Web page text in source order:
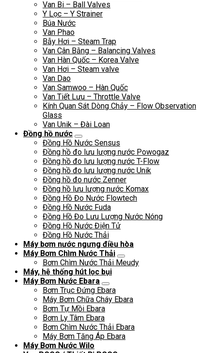
Van Bi – Ball Valves
Y Lọc – Y Strainer
Búa Nước
Van Phao
Bẫy Hơi – Steam Trap
Van Cân Bằng – Balancing Valves
Van Hàn Quốc – Korea Valve
Van Hơi – Steam valve
Van Dao
Van Samwoo – Hàn Quốc
Van Tiết Lưu – Throttle Valve
Kính Quan Sát Dòng Chảy – Flow Observation
Glass
Van Unik – Đài Loan
Đồng hồ nước
Đồng Hồ Nước Sensus
Đồng hồ đo lưu lượng nước Powogaz
Đồng hồ đo lưu lượng nước T-Flow
Đồng hồ đo lưu lượng nước Unik
Đồng hồ đo nước Zenner
Đồng hồ lưu lượng nước Komax
Đồng Hồ Đo Nước Flowtech
Đồng Hồ Nước Fuda
Đồng Hồ Đo Lưu Lượng Nước Nóng
Đồng Hồ Nước Điện Tử
Đồng Hồ Nước Thải
Máy bơm nước ngưng điều hòa
Máy Bơm Chìm Nước Thải
Bơm Chìm Nước Thải Meudy
Máy, hệ thống hút lọc bụi
Máy Bơm Nước Ebara
Bơm Trục Đứng Ebara
Máy Bơm Chữa Cháy Ebara
Bơm Tự Mồi Ebara
Bơm Ly Tâm Ebara
Bơm Chìm Nước Thải Ebara
Máy Bơm Tăng Áp Ebara
Máy Bơm Nước Wilo